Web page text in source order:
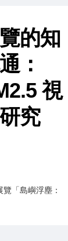
的知
：
視
究
「島嶼浮塵：